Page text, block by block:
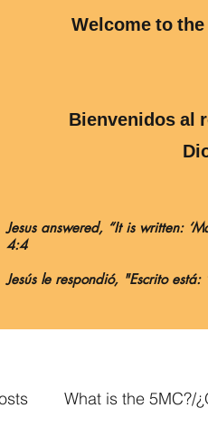
Welcome to
Bienvenidos al
Jesus answered, “It is written:
4:4
Jesús le respondió, "Escrito
What is the 5MC?/